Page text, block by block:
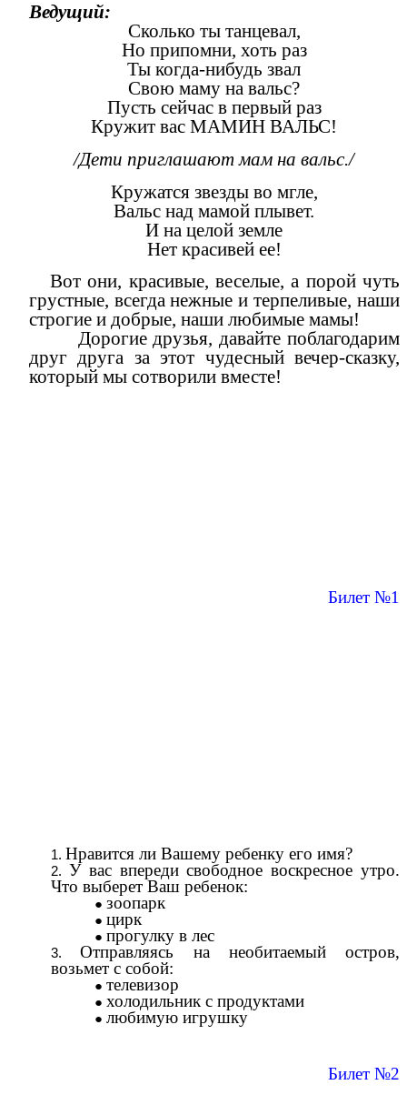
Ведущий:
Сколько ты танцевал,
Но припомни, хоть раз
Ты когда-нибудь звал
Свою маму на вальс?
Пусть сейчас в первый раз
Кружит вас МАМИН ВАЛЬС!
/Дети приглашают мам на вальс./
Кружатся звезды во мгле,
Вальс над мамой плывет.
И на целой земле
Нет красивей ее!
Вот они, красивые, веселые, а порой чуть
грустные, всегда нежные и терпеливые, наши
строгие и добрые, наши любимые мамы!
Дорогие друзья, давайте поблагодарим
друг друга за этот чудесный вечер-сказку,
который мы сотворили вместе!
Билет №1
Нравится ли Вашему ребенку его имя?
У вас впереди свободное воскресное утро.
Что выберет Ваш ребенок:
зоопарк
цирк
прогулку в лес
Отправляясь на необитаемый остров,
возьмет с собой:
телевизор
холодильник с продуктами
любимую игрушку
Билет №2